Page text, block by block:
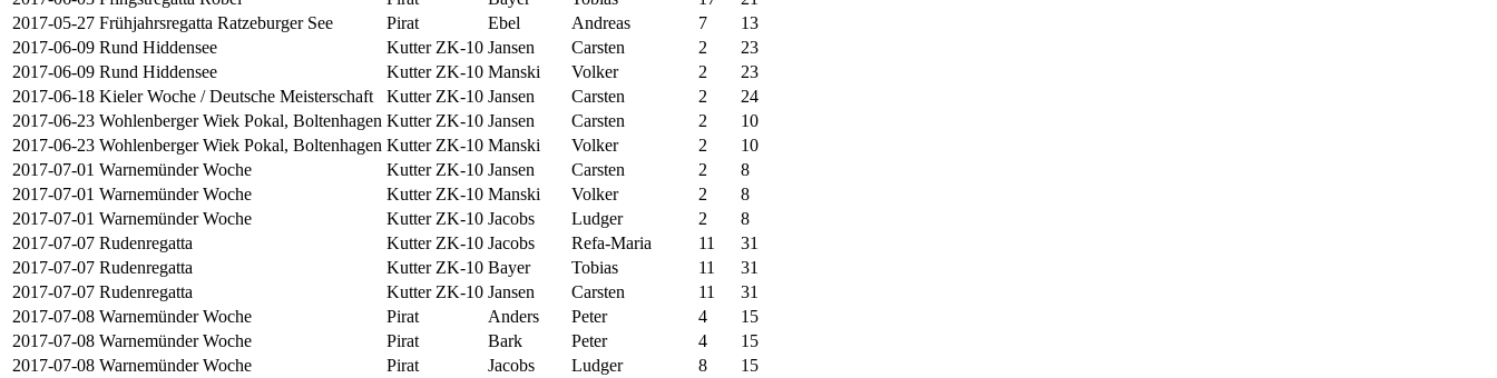
2017-05-27 Frühjahrsregatta Ratzeburger See Pirat Ebel Andreas 7
13
2017-06-09 Rund Hiddensee Kutter ZK-10 Jansen Carsten 2
23
2017-06-09 Rund Hiddensee Kutter ZK-10 Manski Volker 2
23
2017-06-18 Kieler Woche / Deutsche Meisterschaft Kutter ZK-10 Jansen Carsten 2
24
2017-06-23 Wohlenberger Wiek Pokal, Boltenhagen Kutter ZK-10 Jansen Carsten 2
10
2017-06-23 Wohlenberger Wiek Pokal, Boltenhagen Kutter ZK-10 Manski Volker 2
10
2017-07-01 Warnemünder Woche Kutter ZK-10 Jansen Carsten 2
8
2017-07-01 Warnemünder Woche Kutter ZK-10 Manski Volker 2
8
2017-07-01 Warnemünder Woche Kutter ZK-10 Jacobs Ludger 2
8
2017-07-07 Rudenregatta Kutter ZK-10 Jacobs Refa-Maria 11
31
2017-07-07 Rudenregatta Kutter ZK-10 Bayer Tobias 11
31
2017-07-07 Rudenregatta Kutter ZK-10 Jansen Carsten 11
31
2017-07-08 Warnemünder Woche Pirat Anders Peter 4
15
2017-07-08 Warnemünder Woche Pirat Bark Peter 4
15
2017-07-08 Warnemünder Woche Pirat Jacobs Ludger 8
15